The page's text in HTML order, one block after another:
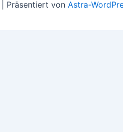
Präsentiert von Astra-